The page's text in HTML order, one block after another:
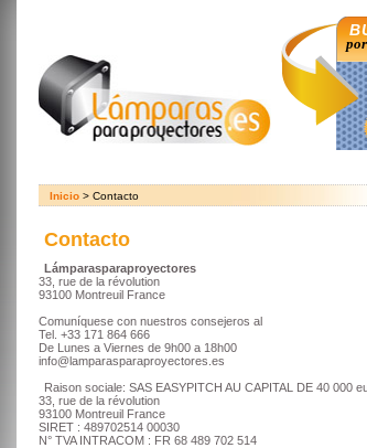
Inicio > Contacto
Contacto
Lámparasparaproyectores
33, rue de la révolution
93100 Montreuil France
Comuníquese con nuestros consejeros al
Tel. +33 171 864 666
De Lunes a Viernes de 9h00 a 18h00
info@lamparasparaproyectores.es
Raison sociale: SAS EASYPITCH AU CAPITAL DE 40 000
33, rue de la révolution
93100 Montreuil France
SIRET : 489702514 00030
N° TVA INTRACOM : FR 68 489 702 514